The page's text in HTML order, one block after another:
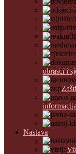
obrasci i
Nastava